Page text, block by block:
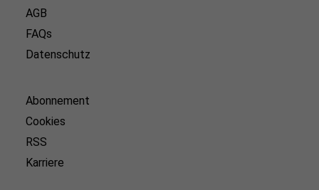
AGB
FAQs
Datenschutz
Abonnement
Cookies
RSS
Karriere